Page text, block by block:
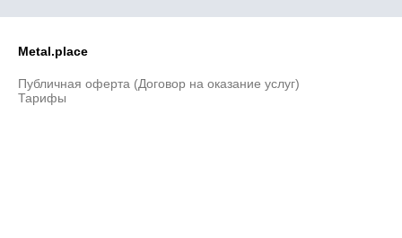
Metal.place
Публичная оферта (Договор на оказание услуг)
Тарифы